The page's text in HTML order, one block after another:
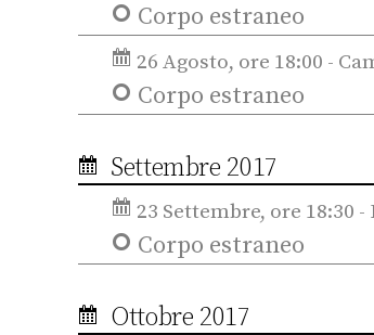
Corpo estraneo
26 Agosto, ore 18:00 -
Corpo estraneo
Settembre 2017
23 Settembre, ore 18:30 -
Corpo estraneo
Ottobre 2017